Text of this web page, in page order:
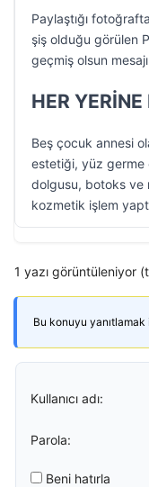
Paylaştığı
şiş olduğu görülen
geçmiş olsun
HER
Beş çocuk annesi
estetiği, yüz germe
dolgusu, botoks ve
kozmetik işlem
1 yazı görüntüleniyor
Bu konuyu yanıtlamak
Kullanıcı adı:
Parola:
Beni hatırla